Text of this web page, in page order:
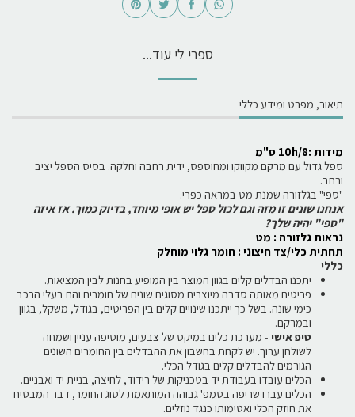
ספרי לי עוד...
תיאור, מפרט ומידע כללי
מידות :10h/8 ס"מ
ספל גדול עם מרקם מקווקו ומחוספס, ידית רחבה וחלקה. בסיס הספל יציב
ורחב.
"ספי" בגלזורה שמנת מט במראה כפרי.
אנחנו שונים זו מזה וגם לכול ספל יש אופי מיוחד, בדיוק כמוך. אז איזה
"ספי" יהיה שלך?
נראות גלזורה : מט
תחתית כלי/צד חיצוני : חומר גלוי מוחלק
כללי
יתכנו הבדלים קלים בגוון המוצר בין המופיע בחנות לבין המציאות.
פריטים מאותה סדרה מיוצרים מסוגים שונים של חומרים והם בעלי הרכב
כימי שונה. בשל כך ייתכנו שינויים קלים בין הפריטים, בגודל, משקל, בגוון
ובמרקם.
טיפ אישי - מערכת כלים במיקס של צבעים, מוסיפה עניין ושמחה
לשולחן ערוך. יש לקחת בחשבון את ההבדלים בין החומרים השונים
הגורמים להבדלים קלים בגודל הכלי.
הכלים עובדו בעבודת יד בטכניקות של רידוד, לחיצה, בניית יד ואבניים.
הכלים עברו שריפה בטמפ' גבוהה המותאמת לסוג החומר, דבר המבטיח
את חוזק הכלי ואטימותו כנגד נוזלים.